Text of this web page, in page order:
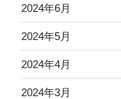
2024年6月
2024年5月
2024年4月
2024年3月